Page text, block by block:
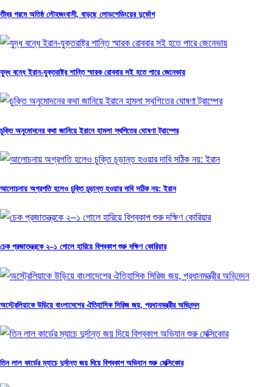
তীব্র গরমে অতিষ্ঠ লৌহজংবাসী, বাড়ছে লোডশেডিংয়ের দুর্ভোগ
যুদ্ধ বন্ধে ইরান-যুক্তরাষ্ট্র শান্তি স্মারক রোববার সই হতে পারে জেনেভায়
চুক্তি অনুমোদনের কথা জানিয়ে ইরানে হামলা স্থগিতের ঘোষণা ট্রাম্পের
আলোচনায় অগ্রগতি হলেও চুক্তি চূড়ান্ত হওয়ার দাবি সঠিক নয়: ইরান
চেক প্রজাতন্ত্রকে ২–১ গোলে হারিয়ে বিশ্বকাপ শুরু দক্ষিণ কোরিয়ার
অস্ট্রেলিয়াকে উড়িয়ে বাংলাদেশের ঐতিহাসিক সিরিজ জয়, প্রধানমন্ত্রীর অভিনন্দন
তিন লাল কার্ডের ম্যাচে দুর্দান্ত জয় দিয়ে বিশ্বকাপ অভিযান শুরু মেক্সিকোর